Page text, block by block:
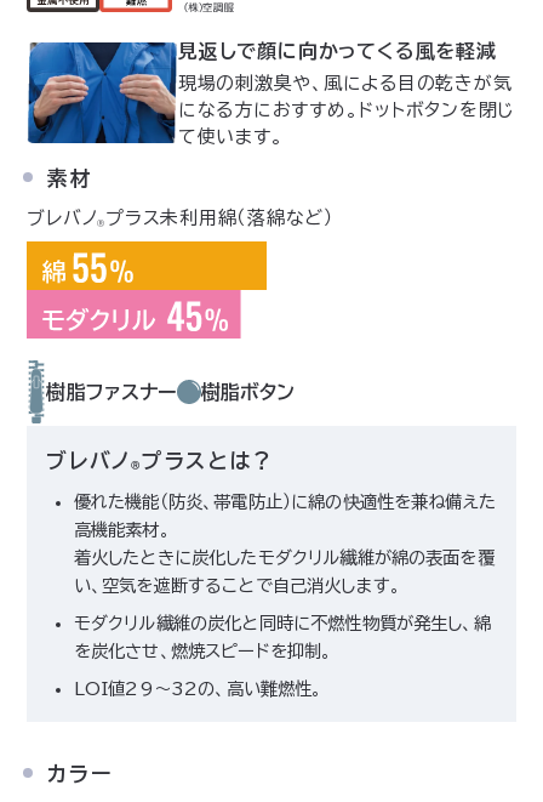
見返しで顔に向かってくる風を軽減
現場の刺激臭や、風による目の乾きが気
になる方におすすめ。ドットボタンを閉じ
て使います。
素材
ブレバノⓇ プラス未利用綿（落綿など）
樹脂ファスナー 樹脂ボタン
ブレバノⓇ プラスとは？
優れた機能（防炎、帯電防止）に綿の快適性を兼ね備えた
高機能素材。
着火したときに炭化したモダクリル繊維が綿の表面を覆
い、空気を遮断することで自己消火します。
モダクリル繊維の炭化と同時に不燃性物質が発生し、綿
を炭化させ、燃焼スピードを抑制。
LOI値29～32の、高い難燃性。
カラー